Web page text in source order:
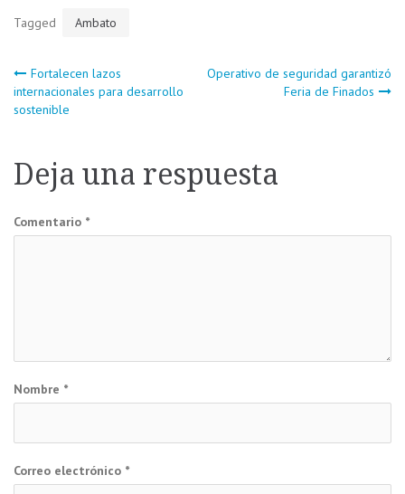
Tagged Ambato
Navegación
de
entradas
Fortalecen lazos
internacionales para desarrollo
sostenible
Operativo de seguridad garantizó
Feria de Finados
Deja una respuesta
Comentario *
Nombre *
Correo electrónico *